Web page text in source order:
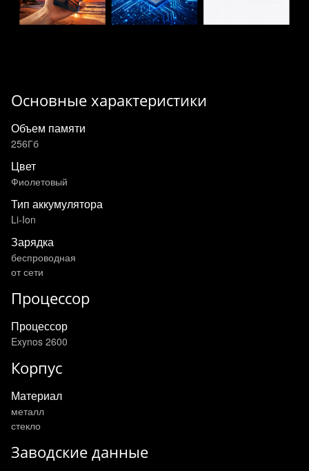
Основные характеристики
Объем памяти
256Гб
Цвет
Фиолетовый
Тип аккумулятора
Li-Ion
Зарядка
беспроводная
от сети
Процессор
Процессор
Exynos 2600
Корпус
Материал
металл
стекло
Заводские данные